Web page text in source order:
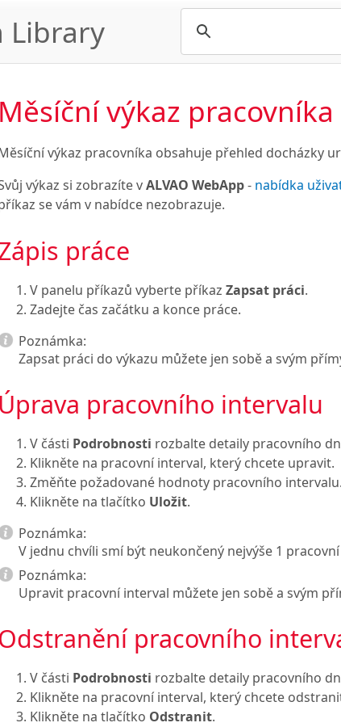
Library
Měsíční výkaz pracovníka
výkaz pracovníka obsahuje přehled docházky
výkaz si zobrazíte vALVAO WebApp- nabídka
se vám v nabídce nezobrazuje.
práce
V panelu příkazů vyberte příkaz Zapsat práci.
Zadejte čas začátku a konce práce.
Poznámka:
Zapsat práci do výkazu můžete jen sobě a svým
Úprava pracovního intervalu
V části Podrobnosti rozbalte detaily pracovního
Klikněte na pracovní interval, který chcete upravit.
Změňte požadované hodnoty pracovního intervalu.
Klikněte na tlačítko Uložit.
Poznámka:
V jednu chvíli smí být neukončený nejvýše 1
Poznámka:
Upravit pracovní interval můžete jen sobě a svým
pracovního
V části Podrobnosti rozbalte detaily pracovního
Klikněte na pracovní interval, který chcete
Klikněte na tlačítko Odstranit.